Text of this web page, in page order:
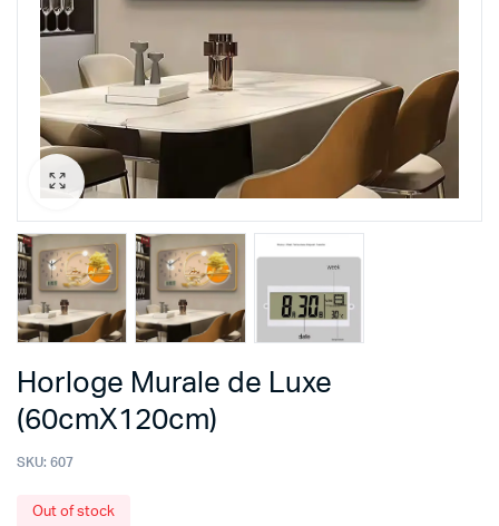
Horloge Murale de Luxe
(60cmX120cm)
SKU: 607
Out of stock